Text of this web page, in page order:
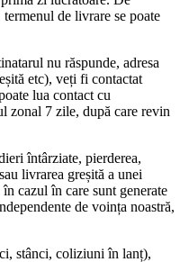
de livrare se poate
nu răspunde, adresa
etc), veți fi contactat
lua contact cu
zonal 7 zile, după care revin
întârziate, pierderea,
livrarea greșită a unei
cazul în care sunt generate
de voința noastră,
stânci, coliziuni în lanț),